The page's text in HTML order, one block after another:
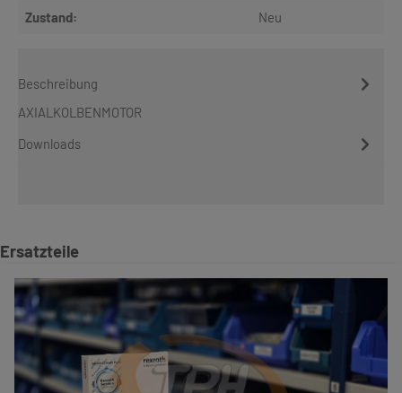
Zustand:
Neu
Beschreibung
AXIALKOLBENMOTOR
Downloads
Produktgalerie überspringen
Ersatzteile